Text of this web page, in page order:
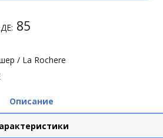
85
/ La Rochere
Описание